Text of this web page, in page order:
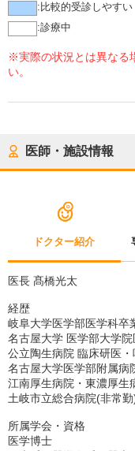
: 比較的受診しやすい
:診療中
※実際の状況とは異なる
い。
医師・施設情報
ドクター紹介
医長 髙橋光太
経歴
岐阜大学医学部医学科卒
名古屋大学 医学部大学
公立陶生病院 臨床研医
名古屋大学医学部附属病
江南厚生病院・東濃厚生
土岐市立総合病院(非常勤
所属学会・資格
医学博士